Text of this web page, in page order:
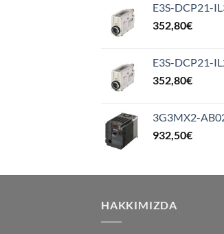
E3S-DCP21-
352,80€
E3S-DCP21-
352,80€
3G3MX2-
932,50€
HAKKIMIZDA